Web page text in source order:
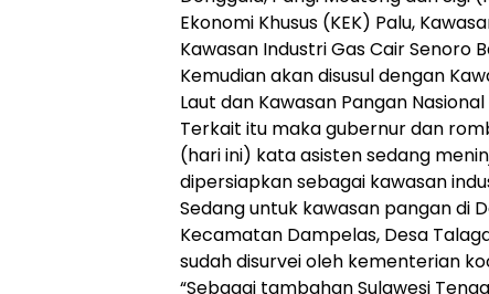
Ekonomi Khusus (KEK) Palu,
Kawasan Industri Gas Cair Senoro
Kemudian akan disusul dengan
Laut dan Kawasan Pangan
Terkait itu maka gubernur dan
(hari ini) kata asisten sedang
dipersiapkan sebagai kawasan
Sedang untuk kawasan pangan di
Kecamatan Dampelas, Desa
sudah disurvei oleh kementerian
“Sebagai tambahan Sulawesi